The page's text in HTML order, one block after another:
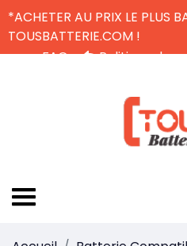
*ACHETER AU PRIX LE PLUS
TOUSBATTERIE.COM !
FAQ
Politique de